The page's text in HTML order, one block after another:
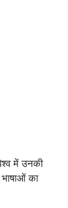
में उनकी
का